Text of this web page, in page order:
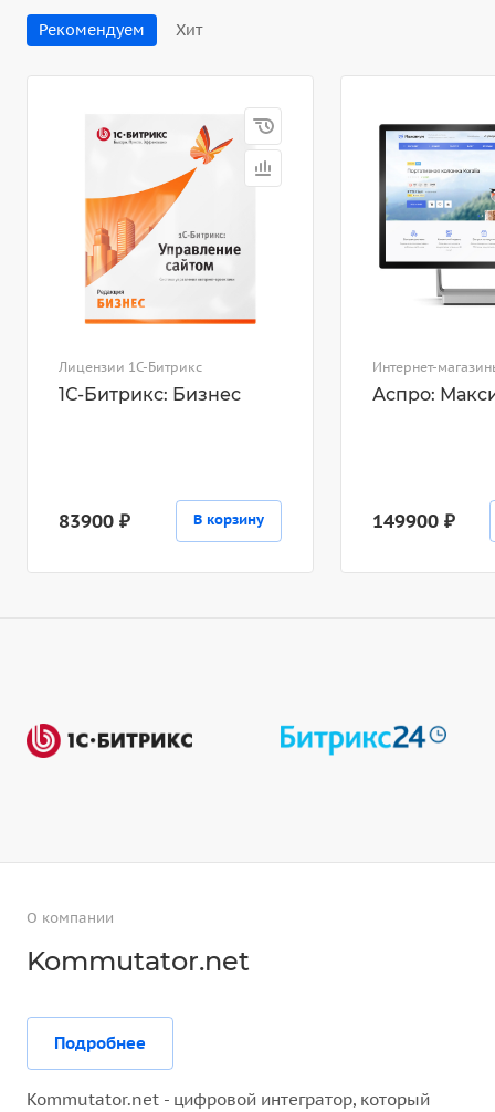
Рекомендуем Хит
Лицензии 1С-Битрикс
1С-Битрикс: Бизнес
83900 ₽ В корзину
Интернет-
Аспро:
149900 ₽
О компании
Kommutator.net
Подробнее
Kommutator.net - цифровой интегратор, который